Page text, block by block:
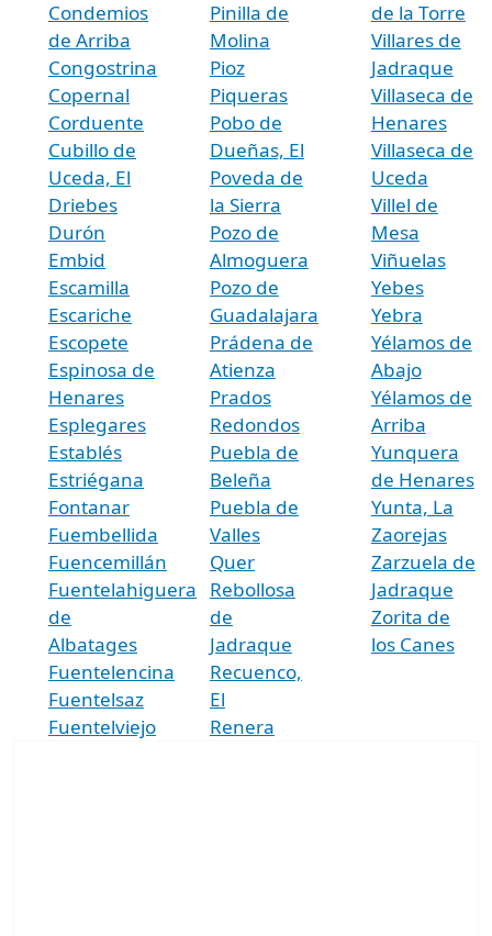
Condemios
de Arriba
Congostrina
Copernal
Corduente
Cubillo de
Uceda, El
Driebes
Durón
Embid
Escamilla
Escariche
Escopete
Espinosa de
Henares
Esplegares
Establés
Estriégana
Fontanar
Fuembellida
Fuencemillán
Fuentelahiguera
de
Albatages
Fuentelencina
Fuentelsaz
Fuentelviejo
Pinilla de
Molina
Pioz
Piqueras
Pobo de
Dueñas, El
Poveda de
la Sierra
Pozo de
Almoguera
Pozo de
Guadalajara
Prádena de
Atienza
Prados
Redondos
Puebla de
Beleña
Puebla de
Valles
Quer
Rebollosa
de
Jadraque
Recuenco,
El
Renera
de la Torre
Villares de
Jadraque
Villaseca de
Henares
Villaseca de
Uceda
Villel de
Mesa
Viñuelas
Yebes
Yebra
Yélamos de
Abajo
Yélamos de
Arriba
Yunquera
de Henares
Yunta, La
Zaorejas
Zarzuela de
Jadraque
Zorita de
los Canes